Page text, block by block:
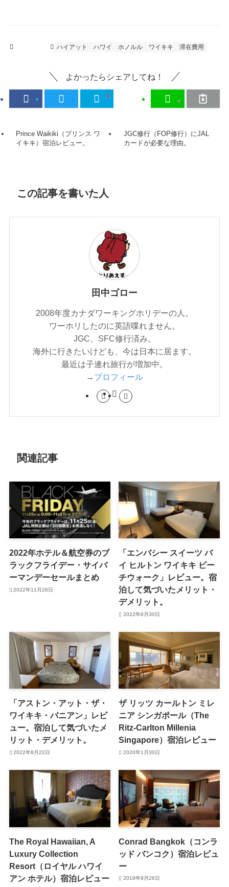
ハイアット ハワイ ホノルル ワイキキ 滞在費用
よかったらシェアしてね！
Prince Waikiki（プリンス ワ
イキキ）宿泊レビュー。
JGC修行（FOP修行）にJAL
カードが必要な理由。
この記事を書いた人
田中ゴロー
2008年度カナダワーキングホリデーの人。
ワーホリしたのに英語喋れません。
JGC、SFC修行済み。
海外に行きたいけども、今は日本に居ます。
最近は子連れ旅行が増加中。
→ プロフィール
関連記事
2022年ホテル＆航空券のブ
ラックフライデー・サイバ
ーマンデーセールまとめ
2022年11月26日
「エンバシー スイーツ バ
イ ヒルトン ワイキキ ビー
チウォーク」レビュー。宿
泊して気づいたメリット・
デメリット。
2022年8月30日
「アストン・アット・ザ・
ワイキキ・バニアン」レビ
ュー。宿泊して気づいたメ
リット・デメリット。
2022年8月22日
ザ リッツ カールトン ミレ
ニア シンガポール（The
Ritz-Carlton Millenia
Singapore）宿泊レビュー
2020年1月30日
The Royal Hawaiian, A
Luxury Collection
Resort（ロイヤル ハワイ
アン ホテル）宿泊レビュー
Conrad Bangkok（コンラ
ッド バンコク）宿泊レビュ
ー
2019年9月26日